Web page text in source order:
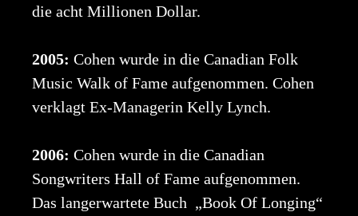
die acht Millionen Dollar.
2005: Cohen wurde in die Canadian Folk
Music Walk of Fame aufgenommen. Cohen
verklagt Ex-Managerin Kelly Lynch.
2006: Cohen wurde in die Canadian
Songwriters Hall of Fame aufgenommen.
Das langerwartete Buch „Book Of Longing“